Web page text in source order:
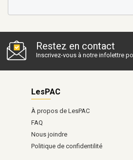
Restez en contact
Inscrivez-vous à notre infolettre
LesPAC
À propos de LesPAC
FAQ
Nous joindre
Politique de confidentilité